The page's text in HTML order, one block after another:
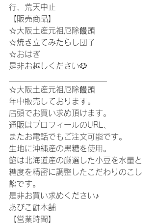
行、荒天中止
【販売商品】
☆大阪土産元祖厄除饅頭
☆焼き立てみたらし団子
☆おはぎ
是非お越しください🐶
☆大阪土産元祖厄除饅頭
年中販売しております。
店頭でお買い求め頂けます。
通販はプロフィールのURL、
またお電話でもご注文可能です。
生地に沖縄産の黒糖を使用。
餡は北海道産の厳選した小豆を水量と
糖度を精密に調整したこだわりのこし
餡です。
是非お買い求めください♪
あびこ餅本舗
【営業時間】